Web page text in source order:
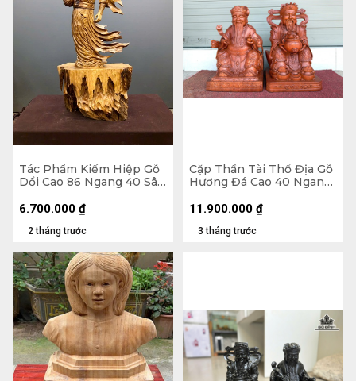
Tác Phẩm Kiếm Hiệp Gỗ
Dổi Cao 86 Ngang 40 Sâu
2 tháng trước
6.700.000 ₫
Cặp Thần Tài Thổ Địa Gỗ
Hương Đá Cao 40 Ngang
3 tháng trước
11.900.000 ₫